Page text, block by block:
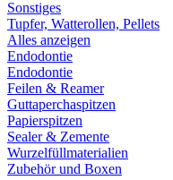
Sonstiges
Tupfer, Watterollen, Pellets
Alles anzeigen
Endodontie
Endodontie
Feilen & Reamer
Guttaperchaspitzen
Papierspitzen
Sealer & Zemente
Wurzelfüllmaterialien
Zubehör und Boxen